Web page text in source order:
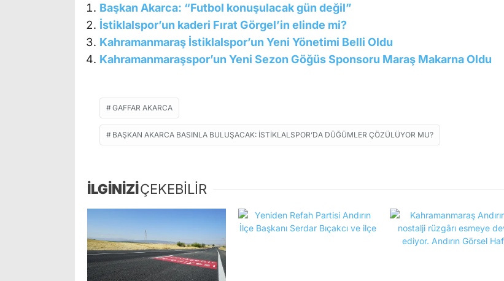
Başkan Akarca: “Futbol konuşulacak gün değil”
İstiklalspor’un kaderi Fırat Görgel’in elinde mi?
Kahramanmaraş İstiklalspor’un Yeni Yönetimi Belli Oldu
Kahramanmaraşspor’un Yeni Sezon Göğüs Sponsoru Maraş Makarna Oldu
GAFFAR AKARCA
BAŞKAN AKARCA BASINLA BULUŞACAK: İSTIKLALSPOR’DA DÜĞÜMLER ÇÖZÜLÜYOR MU?
İLGİNİZİÇEKEBİLİR